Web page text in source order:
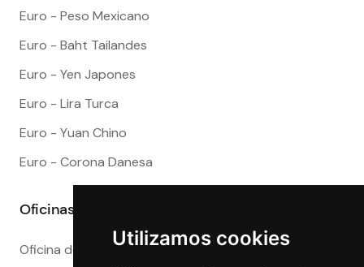
Utilizamos cookies
Euro - Peso Mexicano
Euro - Baht Tailandes
Euro - Yen Japones
Euro - Lira Turca
Euro - Yuan Chino
Euro - Corona Danesa
Oficinas
Oficina de Cambio en Alicante